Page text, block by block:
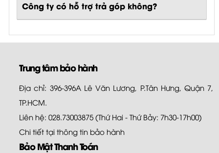
Công ty có hỗ trợ trả góp không?
Trung tâm bảo hành
Địa chỉ: 396-396A Lê Văn Lương, P.Tân Hưng, Quận 7,
TP.HCM.
Liên hệ: 028.73003875 (Thứ Hai - Thứ Bảy: 7h30-17h00)
Chi tiết tại thông tin bảo hành
Bảo Mật Thanh Toán